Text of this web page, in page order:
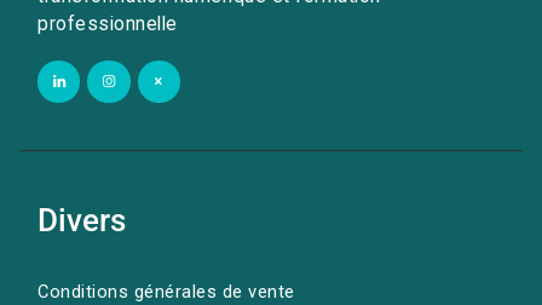
professionnelle
Divers
Conditions générales de vente